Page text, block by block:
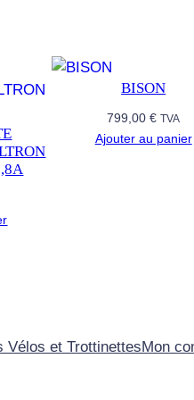
BISON
799,00€ TVA
Ajouter au panier
Vélos et TrottinettesMon